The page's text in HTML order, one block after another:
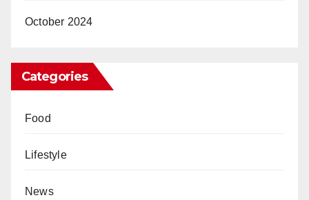
October 2024
Categories
Food
Lifestyle
News